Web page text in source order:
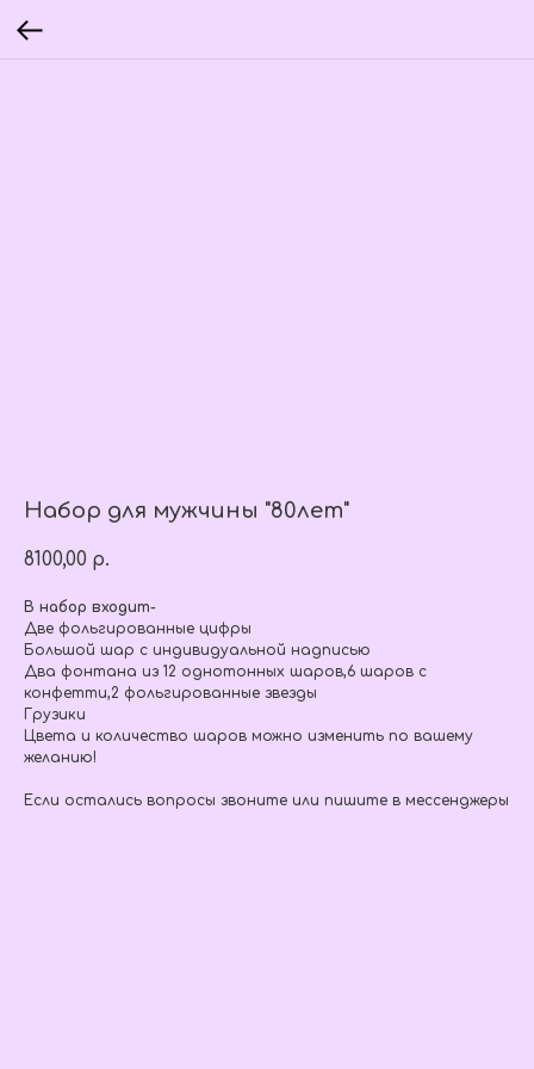
Набор для мужчины "80лет"
8100,00 р.
В набор входит-
Две фольгированные цифры
Большой шар с индивидуальной надписью
Два фонтана из 12 однотонных шаров,6 шаров с
конфетти,2 фольгированные звезды
Грузики
Цвета и количество шаров можно изменить по вашему
желанию!
Если остались вопросы звоните или пишите в мессенджеры